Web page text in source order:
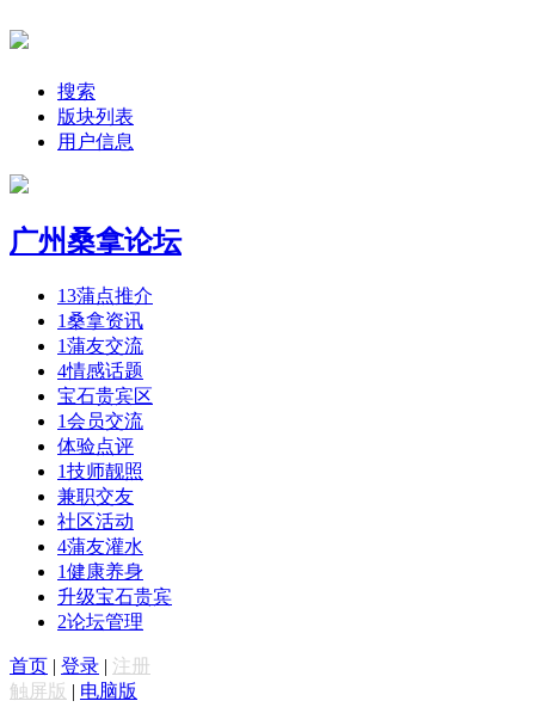
搜索
版块列表
用户信息
广州桑拿论坛
13蒲点推介
1桑拿资讯
1蒲友交流
4情感话题
宝石贵宾区
1会员交流
体验点评
1技师靓照
兼职交友
社区活动
4蒲友灌水
1健康养身
升级宝石贵宾
2论坛管理
首页 | 登录 | 注册
触屏版 | 电脑版